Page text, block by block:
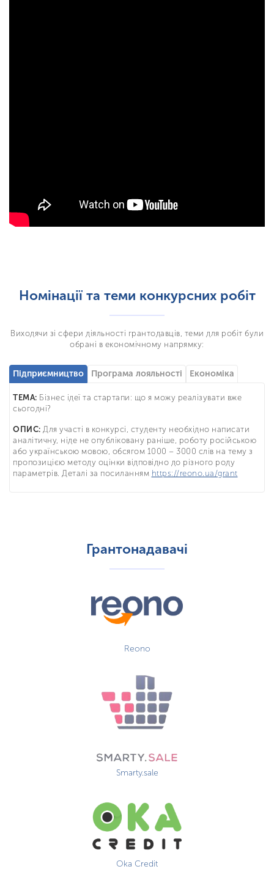
Номінації та теми конкурсних робіт
Виходячи зі сфери діяльності грантодавців, теми для робіт були
обрані в економічному напрямку:
Підприємництво Програма лояльності Економіка
ТЕМА: Бізнес ідеї та стартапи: що я можу реалізувати вже
сьогодні?
ОПИС: Для участі в конкурсі, студенту необхідно написати
аналітичну, ніде не опубліковану раніше, роботу російською
або українською мовою, обсягом 1000 – 3000 слів на тему з
пропозицією методу оцінки відповідно до різного роду
параметрів. Деталі за посиланням https://reono.ua/grant
Грантонадавачі
Reono
Smarty.sale
Oka Credit